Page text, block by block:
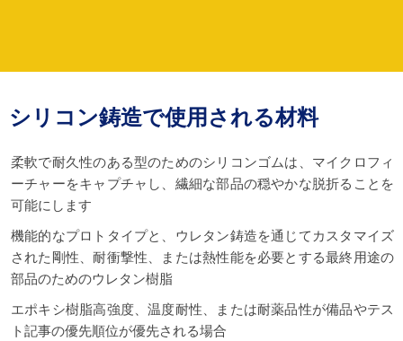
シリコン鋳造で使用される材料
柔軟で耐久性のある型のためのシリコンゴムは、マイクロフィ
ーチャーをキャプチャし、繊細な部品の穏やかな脱折ることを
可能にします
機能的なプロトタイプと、ウレタン鋳造を通じてカスタマイズ
された剛性、耐衝撃性、または熱性能を必要とする最終用途の
部品のためのウレタン樹脂
エポキシ樹脂高強度、温度耐性、または耐薬品性が備品やテス
ト記事の優先順位が優先される場合